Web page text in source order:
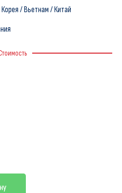
/ Вьетнам / Китай